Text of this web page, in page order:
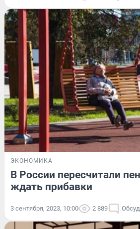
ЭКОНОМИКА
В России пересчитали
ждать прибавки
3 сентября, 2023, 10:00 2 889